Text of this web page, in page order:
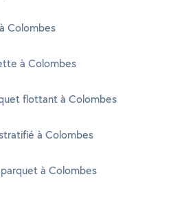
Colombes
à Colombes
flottant à Colombes
à Colombes
à Colombes